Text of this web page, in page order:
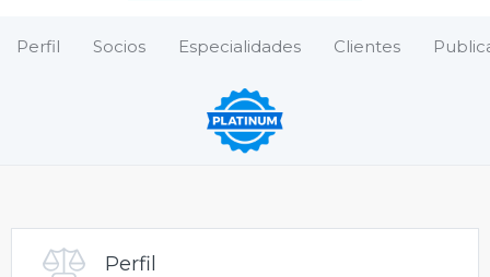
Perfil Socios Especialidades Clientes
Perfil